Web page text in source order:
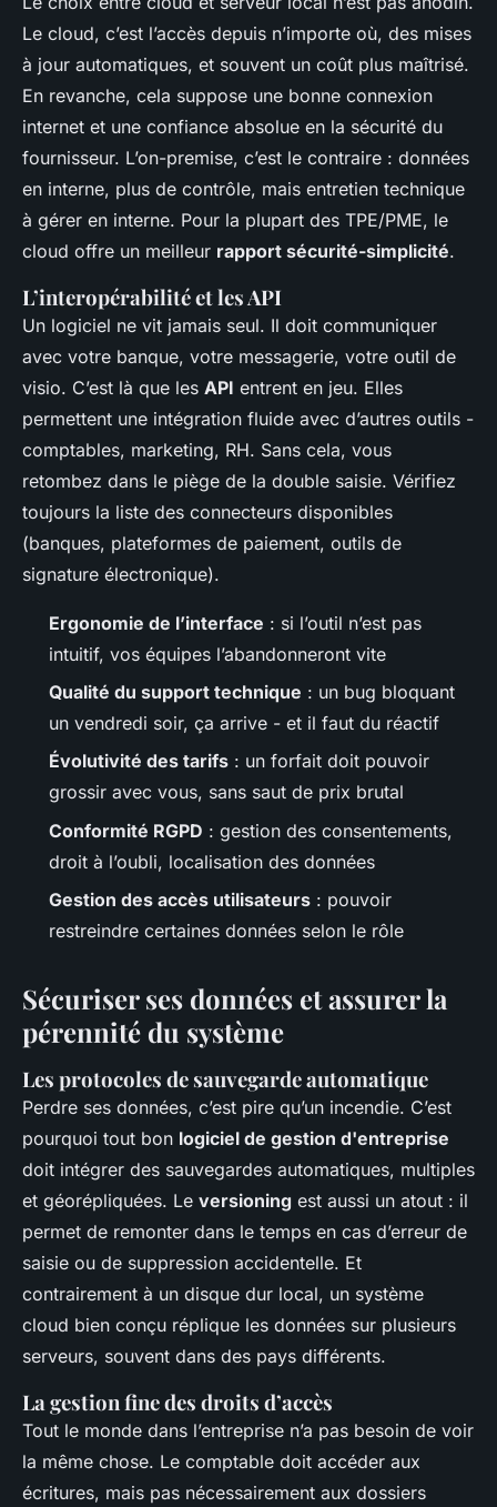
Le cloud, c’est l’accès depuis n’importe où, des mises
à jour automatiques, et souvent un coût plus maîtrisé.
En revanche, cela suppose une bonne connexion
internet et une confiance absolue en la sécurité du
fournisseur. L’on-premise, c’est le contraire : données
en interne, plus de contrôle, mais entretien technique
à gérer en interne. Pour la plupart des TPE/PME, le
cloud offre un meilleur rapport sécurité-simplicité.
L’interopérabilité et les API
Un logiciel ne vit jamais seul. Il doit communiquer
avec votre banque, votre messagerie, votre outil de
visio. C’est là que les API entrent en jeu. Elles
permettent une intégration fluide avec d’autres outils -
comptables, marketing, RH. Sans cela, vous
retombez dans le piège de la double saisie. Vérifiez
toujours la liste des connecteurs disponibles
(banques, plateformes de paiement, outils de
signature électronique).
Ergonomie de l’interface : si l’outil n’est pas
intuitif, vos équipes l’abandonneront vite
Qualité du support technique : un bug bloquant
un vendredi soir, ça arrive - et il faut du réactif
Évolutivité des tarifs : un forfait doit pouvoir
grossir avec vous, sans saut de prix brutal
Conformité RGPD : gestion des consentements,
droit à l’oubli, localisation des données
Gestion des accès utilisateurs : pouvoir
restreindre certaines données selon le rôle
Sécuriser ses données et assurer la
pérennité du système
Les protocoles de sauvegarde automatique
Perdre ses données, c’est pire qu’un incendie. C’est
pourquoi tout bon logiciel de gestion d'entreprise
doit intégrer des sauvegardes automatiques, multiples
et géorépliquées. Le versioning est aussi un atout : il
permet de remonter dans le temps en cas d’erreur de
saisie ou de suppression accidentelle. Et
contrairement à un disque dur local, un système
cloud bien conçu réplique les données sur plusieurs
serveurs, souvent dans des pays différents.
La gestion fine des droits d’accès
Tout le monde dans l’entreprise n’a pas besoin de voir
la même chose. Le comptable doit accéder aux
écritures, mais pas nécessairement aux dossiers